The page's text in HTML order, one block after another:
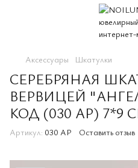
Аксессуары Шкатулки
СЕРЕБРЯНАЯ
ВЕРВИЦЕЙ
КОД (030 AP) 7*9
Артикул: 030 AP Оставить отзыв